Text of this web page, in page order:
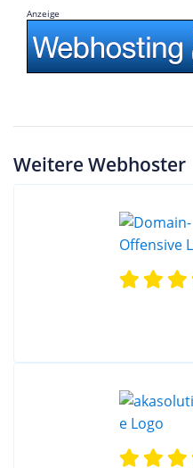
Anzeige
Weitere Webhoster